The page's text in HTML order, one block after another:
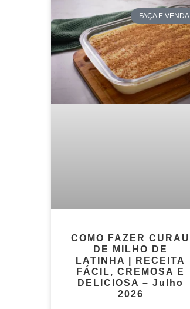
FAÇA E VENDA
COMO FAZER CURAU
DE MILHO DE
LATINHA | RECEITA
FÁCIL, CREMOSA E
DELICIOSA – Julho
2026